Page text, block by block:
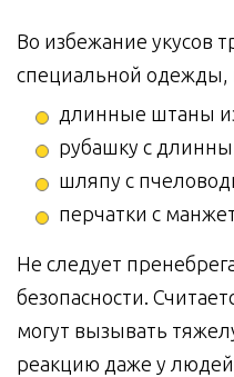
Во избежание укусов
специальной
длинные штаны
рубашку с
шляпу с
перчатки с
Не следует
безопасности.
могут вызывать
реакцию даже у